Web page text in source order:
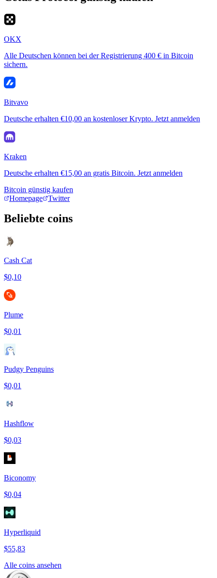
OKX
Alle Deutschen können bei der Registrierung 400 € in Bitcoin
sichern.
Bitvavo
Deutsche erhalten €10,00 an kostenloser Krypto. Jetzt anmelden
Kraken
Deutsche erhalten €15,00 an gratis Bitcoin. Jetzt anmelden
Bitcoin günstig kaufen
Homepage
Twitter
Beliebte coins
Cash Cat
$0,10
Plume
$0,01
Pudgy Penguins
$0,01
Hashflow
$0,03
Biconomy
$0,04
Hyperliquid
$55,83
Alle coins ansehen